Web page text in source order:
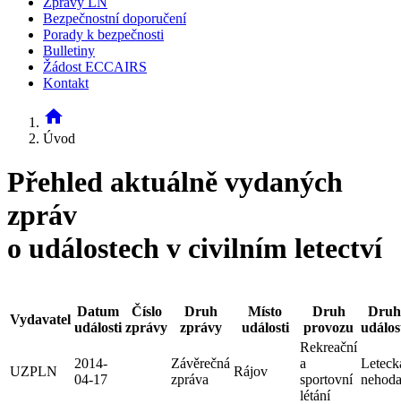
Bezpečnostní doporučení
Porady k bezpečnosti
Bulletiny
Žádost ECCAIRS
Kontakt
home
Úvod
Přehled aktuálně vydaných
zpráv
o událostech v civilním letectví
Vydavatel
Datum
události
Číslo
zprávy
Druh
zprávy
Místo
události
Druh
provozu
Druh
UZPLN
2014-
04-17
Závěrečná
zpráva
Rájov
Rekreační
a
sportovní
létání
nehoda